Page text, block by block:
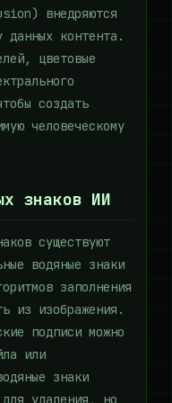
внедряются
данных контента.
цветовые
создать
человеческому
знаков ИИ
существуют
водяные знаки
заполнения
из изображения.
подписи можно
или
знаки
удаления, но